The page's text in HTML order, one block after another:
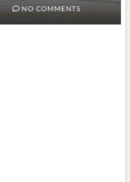
NO COMMENTS